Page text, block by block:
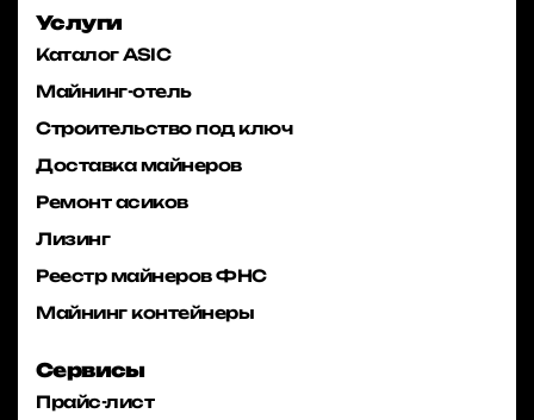
Услуги
Каталог ASIC
Майнинг-отель
Строительство под ключ
Доставка майнеров
Ремонт асиков
Лизинг
Реестр майнеров ФНС
Майнинг контейнеры
Сервисы
Прайс-лист